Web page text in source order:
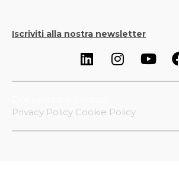
Iscriviti alla nostra newsletter
Privacy Policy Cookie Policy